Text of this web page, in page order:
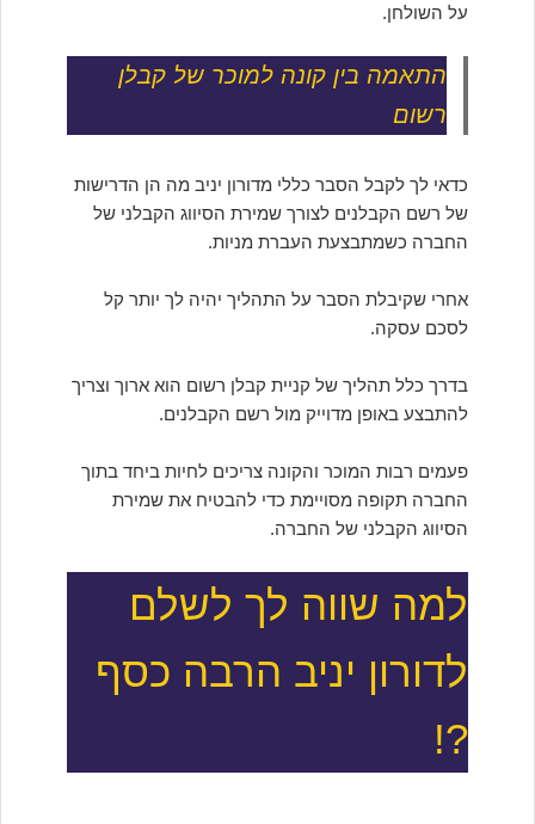
על השולחן.
התאמה בין קונה למוכר של קבלן
רשום
כדאי לך לקבל הסבר כללי מדורון יניב מה הן הדרישות
של רשם הקבלנים לצורך שמירת הסיווג הקבלני של
החברה כשמתבצעת העברת מניות.
אחרי שקיבלת הסבר על התהליך יהיה לך יותר קל
לסכם עסקה.
בדרך כלל תהליך של קניית קבלן רשום הוא ארוך וצריך
להתבצע באופן מדוייק מול רשם הקבלנים.
פעמים רבות המוכר והקונה צריכים לחיות ביחד בתוך
החברה תקופה מסויימת כדי להבטיח את שמירת
הסיווג הקבלני של החברה.
למה שווה לך לשלם
לדורון יניב הרבה כסף
?!